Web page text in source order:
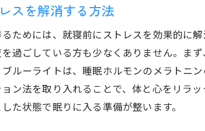
睡眠と
家族や
自分に
スを解消する方法
ためには、就寝前にストレスを効果的に
過ごしている方も少なくありません。ま
ルーライトは、睡眠ホルモンのメラトニ
ン法を取り入れることで、体と心をリラ
た状態で眠りに入る準備が整います。